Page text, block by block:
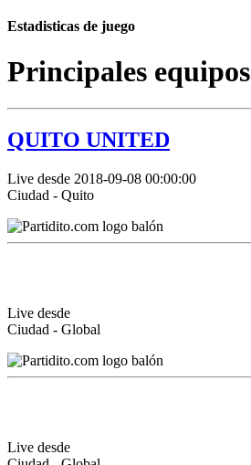
Estadisticas de juego
Principales equipos
QUITO UNITED
Live desde 2018-09-08 00:00:00
Ciudad - Quito
Live desde
Ciudad - Global
Live desde